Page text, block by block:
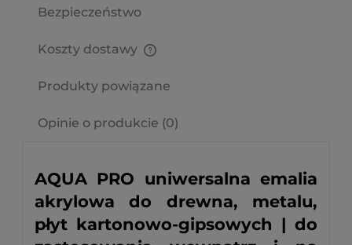
Bezpieczeństwo
Koszty dostawy
Produkty powiązane
Opinie o produkcie (0)
AQUA PRO uniwersalna emalia
akrylowa do drewna, metalu,
płyt kartonowo-gipsowych | do